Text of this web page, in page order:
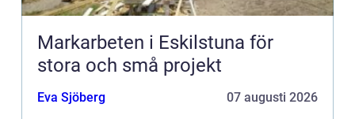
Markarbeten i Eskilstuna för
stora och små projekt
Eva Sjöberg 07 augusti 2026